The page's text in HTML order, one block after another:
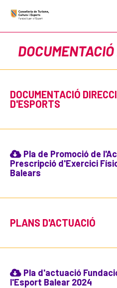
DOCUMENTACIÓ
D'ESPORTS
Pla de Promoció de
Prescripció d'Exercici
Balears
PLANS D'ACTUACIÓ
Pla d'actuació
l'Esport Balear 2024